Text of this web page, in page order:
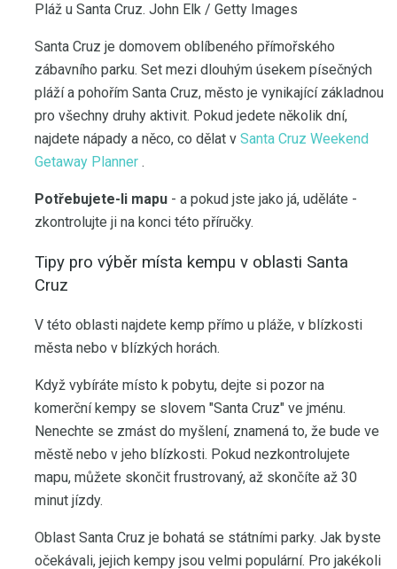
Pláž u Santa Cruz. John Elk / Getty Images
Santa Cruz je domovem oblíbeného přímořského
zábavního parku. Set mezi dlouhým úsekem písečných
pláží a pohořím Santa Cruz, město je vynikající základnou
pro všechny druhy aktivit. Pokud jedete několik dní,
najdete nápady a něco, co dělat v Santa Cruz Weekend
Getaway Planner .
Potřebujete-li mapu - a pokud jste jako já, uděláte -
zkontrolujte ji na konci této příručky.
Tipy pro výběr místa kempu v oblasti Santa
Cruz
V této oblasti najdete kemp přímo u pláže, v blízkosti
města nebo v blízkých horách.
Když vybíráte místo k pobytu, dejte si pozor na
komerční kempy se slovem "Santa Cruz" ve jménu.
Nenechte se zmást do myšlení, znamená to, že bude ve
městě nebo v jeho blízkosti. Pokud nezkontrolujete
mapu, můžete skončit frustrovaný, až skončíte až 30
minut jízdy.
Oblast Santa Cruz je bohatá se státními parky. Jak byste
očekávali, jejich kempy jsou velmi populární. Pro jakékoli